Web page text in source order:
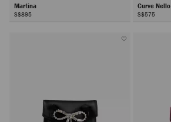
Martina
S$895
Curve Nello
S$575